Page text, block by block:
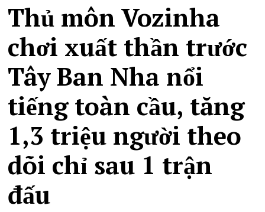
Thủ môn Vozinha
chơi xuất thần trước
Tây Ban Nha nổi
tiếng toàn cầu, tăng
1,3 triệu người theo
dõi chỉ sau 1 trận
đấu